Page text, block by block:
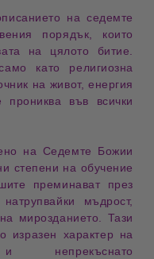
наседемте
порядък , които
на цялото битие.
като религиозна
на живот, енергия
прониква във всички
на Седемте Божии
степени на обучение
преминават през
мъдрост,
мирозданието. Тази
изразен характер на
непрекъснато